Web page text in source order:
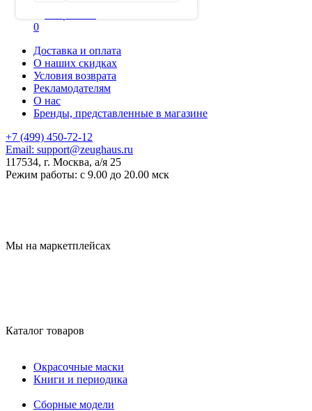
0
Доставка и оплата
О наших скидках
Условия возврата
Рекламодателям
О нас
Бренды, представленные в магазине
+7 (499) 450-72-12
Email: support@zeughaus.ru
117534, г. Москва, а/я 25
Режим работы: с 9.00 до 20.00 мск
Мы на маркетплейсах
Каталог товаров
Окрасочные маски
Книги и периодика
Сборные модели